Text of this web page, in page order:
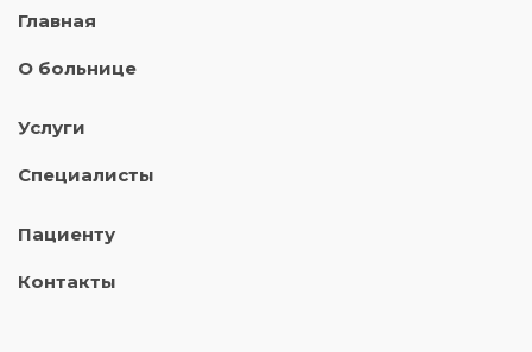
Главная
О больнице
Услуги
Специалисты
Пациенту
Контакты